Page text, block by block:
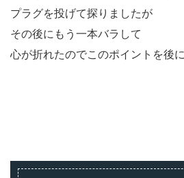
プラグを投げて探りましたが
その後にもう一本バラして
心が折れたのでこのポイントを後